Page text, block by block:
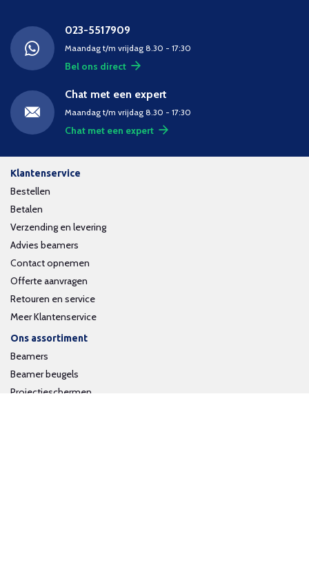
023-5517909
Maandag t/m vrijdag 8.30 - 17:30
Bel ons direct
Chat met een expert
Maandag t/m vrijdag 8.30 - 17:30
Chat met een expert
Klantenservice
Bestellen
Betalen
Verzending en levering
Advies beamers
Contact opnemen
Offerte aanvragen
Retouren en service
Meer Klantenservice
Ons assortiment
Beamers
Beamer beugels
Projectieschermen